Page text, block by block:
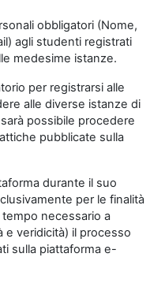
obbligatori (Nome,
agli studenti registrati
medesime istanze.
per registrarsi alle
alle diverse istanze di
possibile procedere
pubblicate sulla
durante il suo
per le finalità
necessario a
e veridicità) il processo
sulla piattaforma e-